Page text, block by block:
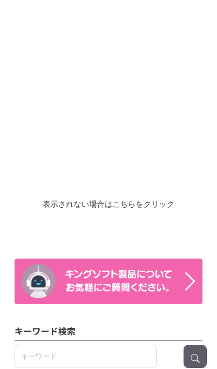
表示されない場合はこちらをクリック
キーワード検索
検